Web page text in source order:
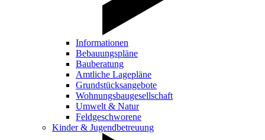
Informationen
Bebauungspläne
Bauberatung
Amtliche Lagepläne
Grundstücksangebote
Wohnungsbaugesellschaft
Umwelt & Natur
Feldgeschworene
Kinder & Jugendbetreuung